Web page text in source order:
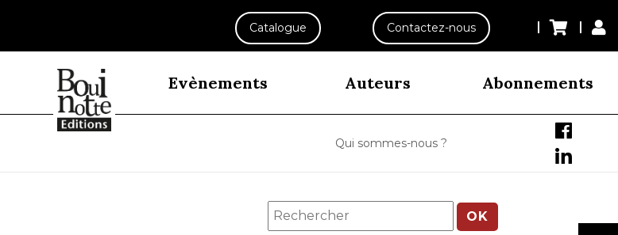
Catalogue Contactez-nous
Evènements Auteurs Abonnements
Qui sommes-nous ?
OK